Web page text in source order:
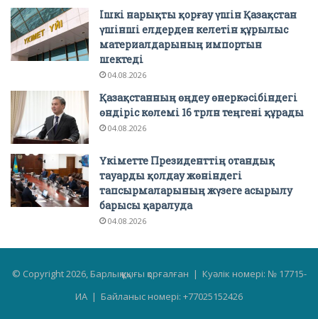
Ішкі нарықты қорғау үшін Қазақстан
үшінші елдерден келетін құрылыс
материалдарының импортын
шектеді
04.08.2026
Қазақстанның өңдеу өнеркәсібіндегі
өндіріс көлемі 16 трлн теңгені құрады
04.08.2026
Үкіметте Президенттің отандық
тауарды қолдау жөніндегі
тапсырмаларының жүзеге асырылу
барысы қаралуда
04.08.2026
© Copyright 2026, Барлық құқығы қорғалған | Куәлік номері: № 17715-
ИА | Байланыс номері: +77025152426